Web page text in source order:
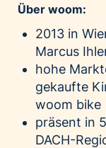
Über woom:
2013 in
Marcus
hohe
gekaufte
woom bike
präsent in
DACH-